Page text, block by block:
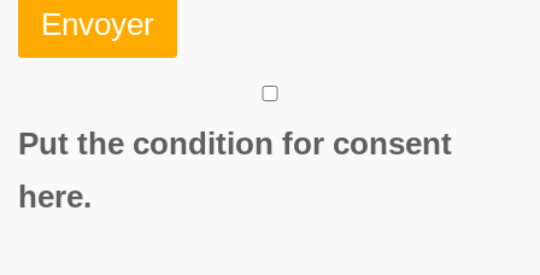
Put the condition for consent
here.